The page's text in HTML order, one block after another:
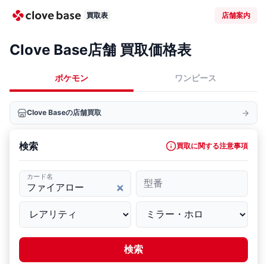
買取表 店舗案内
Clove Base店舗 買取価格表
ポケモン ワンピース
Clove Baseの店舗買取
検索 買取に関する注意事項
カード名
型番
検索